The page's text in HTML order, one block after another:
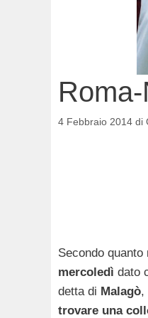
4 Febbraio 2014 di
Secondo quanto
mercoledì dato
detta di Malagò,
trovare una